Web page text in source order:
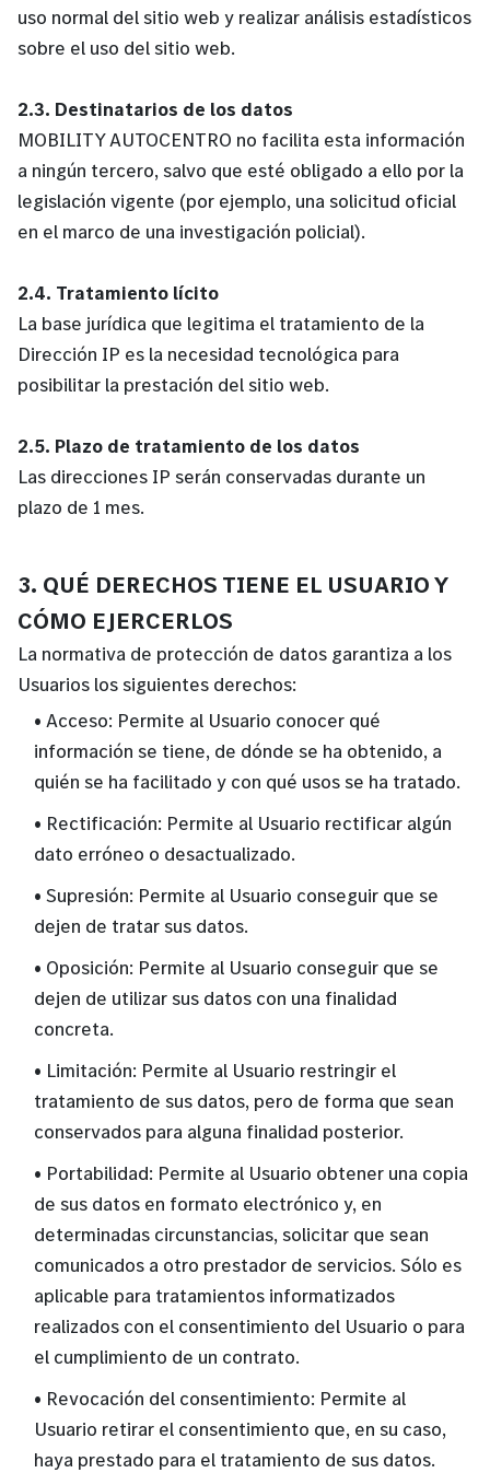
uso normal del sitio web y realizar análisis estadísticos
sobre el uso del sitio web.
2.3. Destinatarios de los datos
MOBILITY AUTOCENTRO no facilita esta información
a ningún tercero, salvo que esté obligado a ello por la
legislación vigente (por ejemplo, una solicitud oficial
en el marco de una investigación policial).
2.4. Tratamiento lícito
La base jurídica que legitima el tratamiento de la
Dirección IP es la necesidad tecnológica para
posibilitar la prestación del sitio web.
2.5. Plazo de tratamiento de los datos
Las direcciones IP serán conservadas durante un
plazo de 1 mes.
3. QUÉ DERECHOS TIENE EL USUARIO Y
CÓMO EJERCERLOS
La normativa de protección de datos garantiza a los
Usuarios los siguientes derechos:
• Acceso: Permite al Usuario conocer qué
información se tiene, de dónde se ha obtenido, a
quién se ha facilitado y con qué usos se ha tratado.
• Rectificación: Permite al Usuario rectificar algún
dato erróneo o desactualizado.
• Supresión: Permite al Usuario conseguir que se
dejen de tratar sus datos.
• Oposición: Permite al Usuario conseguir que se
dejen de utilizar sus datos con una finalidad
concreta.
• Limitación: Permite al Usuario restringir el
tratamiento de sus datos, pero de forma que sean
conservados para alguna finalidad posterior.
• Portabilidad: Permite al Usuario obtener una copia
de sus datos en formato electrónico y, en
determinadas circunstancias, solicitar que sean
comunicados a otro prestador de servicios. Sólo es
aplicable para tratamientos informatizados
realizados con el consentimiento del Usuario o para
el cumplimiento de un contrato.
• Revocación del consentimiento: Permite al
Usuario retirar el consentimiento que, en su caso,
haya prestado para el tratamiento de sus datos.